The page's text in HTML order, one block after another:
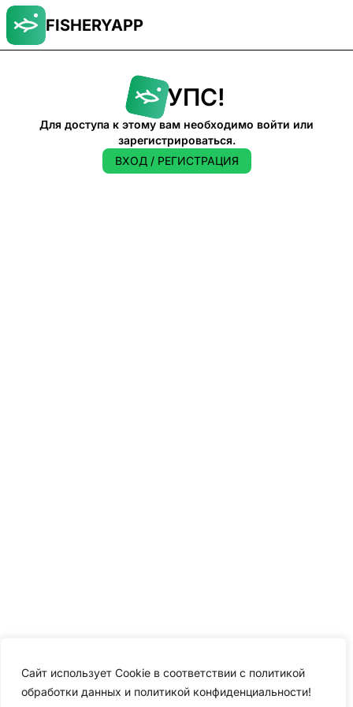
Сайт использует Cookie в соответствии с политикой
обработки данных и политикой конфиденциальности!
FISHERYAPP
УПС!
Для доступа к этому вам необходимо войти или
зарегистрироваться.
ВХОД / РЕГИСТРАЦИЯ